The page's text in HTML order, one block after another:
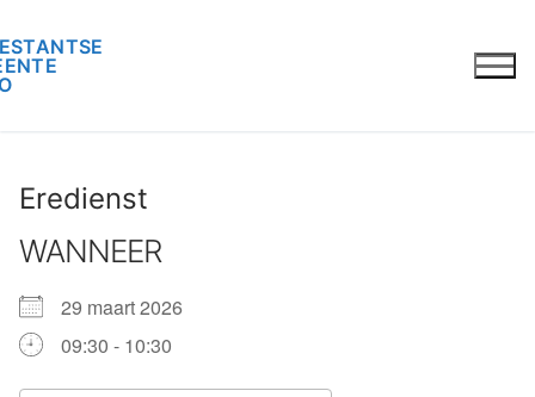
naar
de
Eredienst
WANNEER
29 maart 2026
09:30 - 10:30